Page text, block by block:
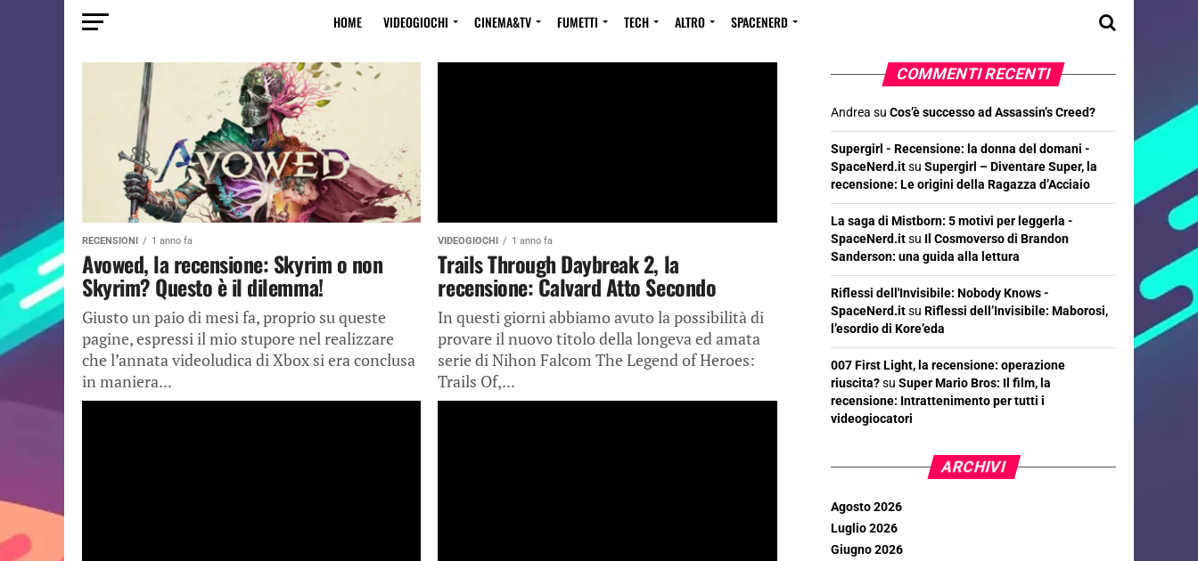
HOME VIDEOGIOCHI CINEMA&TV FUMETTI TECH ALTRO SPACENERD
RECENSIONI 1 anno fa
Avowed, la recensione: Skyrim o non
Skyrim? Questo è il dilemma!
Giusto un paio di mesi fa, proprio su queste
pagine, espressi il mio stupore nel realizzare
che l’annata videoludica di Xbox si era conclusa
in maniera...
VIDEOGIOCHI 1 anno fa
Trails Through Daybreak 2, la
recensione: Calvard Atto Secondo
In questi giorni abbiamo avuto la possibilità di
provare il nuovo titolo della longeva ed amata
serie di Nihon Falcom The Legend of Heroes:
Trails Of,...
COMMENTI RECENTI
Andrea su Cos’è successo ad Assassin’s Creed?
Supergirl - Recensione: la donna del domani -
SpaceNerd.itsu Supergirl – Diventare Super, la
recensione: Le origini della Ragazza d’Acciaio
La saga di Mistborn: 5 motivi per leggerla -
SpaceNerd.itsu Il Cosmoverso di Brandon
Sanderson: una guida alla lettura
Riflessi dell'Invisibile: Nobody Knows -
SpaceNerd.itsu Riflessi dell’Invisibile: Maborosi,
l’esordio di Kore’eda
007 First Light, la recensione: operazione
riuscita?su Super Mario Bros: Il film, la
recensione: Intrattenimento per tutti i
videogiocatori
ARCHIVI
Agosto 2026
Luglio 2026
Giugno 2026